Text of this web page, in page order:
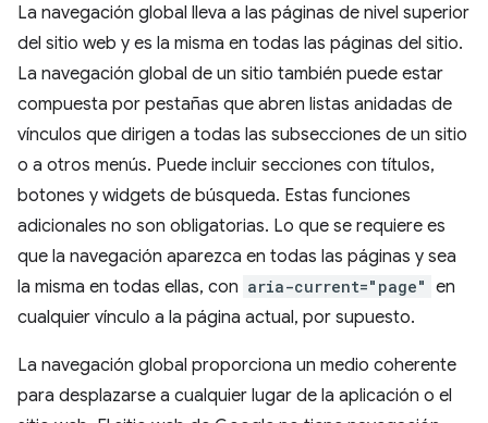
La navegación global lleva a las páginas de nivel superior
del sitio web y es la misma en todas las páginas del sitio.
La navegación global de un sitio también puede estar
compuesta por pestañas que abren listas anidadas de
vínculos que dirigen a todas las subsecciones de un sitio
o a otros menús. Puede incluir secciones con títulos,
botones y widgets de búsqueda. Estas funciones
adicionales no son obligatorias. Lo que se requiere es
que la navegación aparezca en todas las páginas y sea
la misma en todas ellas, con aria-current="page" en
cualquier vínculo a la página actual, por supuesto.
La navegación global proporciona un medio coherente
para desplazarse a cualquier lugar de la aplicación o el